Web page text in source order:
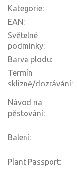
Kategorie:
EAN:
Světelné
podmínky:
Barva plodu:
Termín
sklizně/dozrávání:
Návod na
pěstování:
Balení:
Plant Passport: